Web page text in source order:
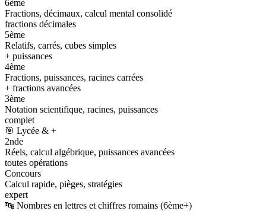
6ème
Fractions, décimaux, calcul mental consolidé
fractions décimales
5ème
Relatifs, carrés, cubes simples
+ puissances
4ème
Fractions, puissances, racines carrées
+ fractions avancées
3ème
Notation scientifique, racines, puissances
complet
🎯 Lycée & +
2nde
Réels, calcul algébrique, puissances avancées
toutes opérations
Concours
Calcul rapide, pièges, stratégies
expert
🔤 Nombres en lettres et chiffres romains (6ème+)